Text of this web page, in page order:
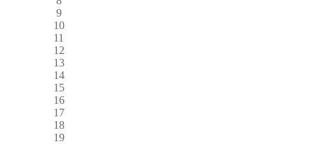
9
10
11
12
13
14
15
16
17
18
19